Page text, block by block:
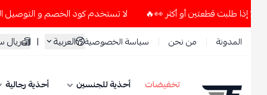
لا تستخدم كود الخصم و التوصيل المجاني " N7 " إلا إذا طلبت قطعتين أو أكثر 👀🔥
المدونة من نحن سياسة الخصوصية العربية | ريال
تخفيضات أحذية للجنسين أحذية رجالية